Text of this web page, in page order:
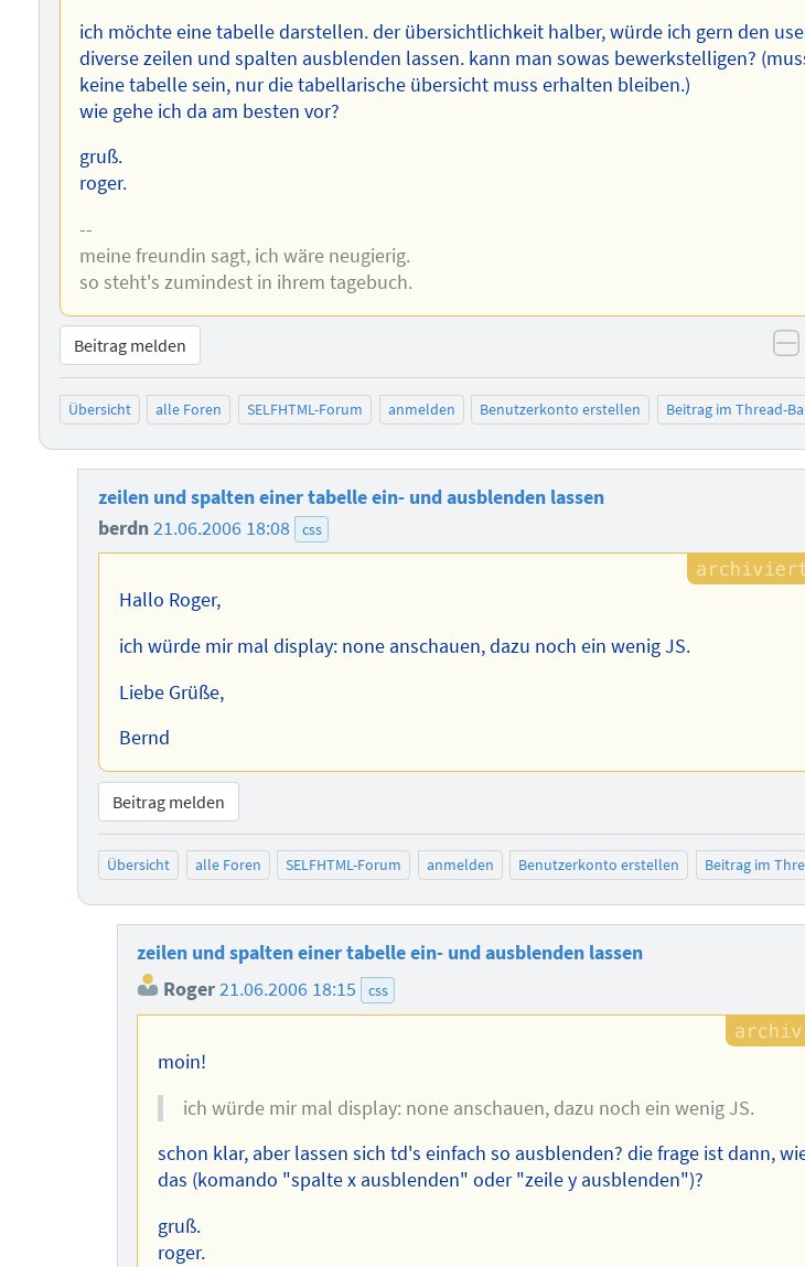
ich möchte eine tabelle darstellen. der übersichtlichkeit halber, würde ich gern den
diverse zeilen und spalten ausblenden lassen. kann man sowas bewerkstelligen?
keine tabelle sein, nur die tabellarische übersicht muss erhalten bleiben.)
wie gehe ich da am besten vor?
gruß.
roger.
--
meine freundin sagt, ich wäre neugierig.
so steht's zumindest in ihrem tagebuch.
Beitrag melden
Übersicht alle Foren SELFHTML-Forum anmelden Benutzerkonto erstellen Beitrag im Thread-
zeilen und spalten einer tabelle ein- und ausblenden lassen
berdn21.06.2006 18:08 css
Hallo Roger,
ich würde mir mal display: none anschauen, dazu noch ein wenig JS.
Liebe Grüße,
Bernd
Beitrag melden
Übersicht alle Foren SELFHTML-Forum anmelden Benutzerkonto erstellen Beitrag im
zeilen und spalten einer tabelle ein- und ausblenden lassen
Roger21.06.2006 18:15 css
moin!
ich würde mir mal display: none anschauen, dazu noch ein wenig JS.
schon klar, aber lassen sich td's einfach so ausblenden? die frage ist dann,
das (komando "spalte x ausblenden" oder "zeile y ausblenden")?
gruß.
roger.